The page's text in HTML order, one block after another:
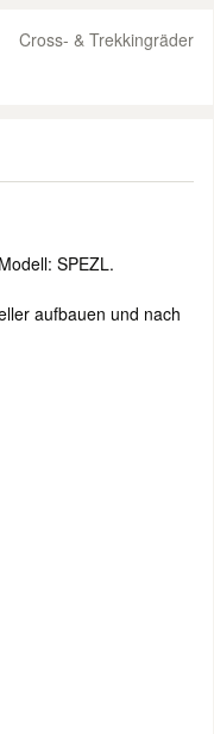
Cross- & Trekkingräder
SPEZL.
aufbauen und nach